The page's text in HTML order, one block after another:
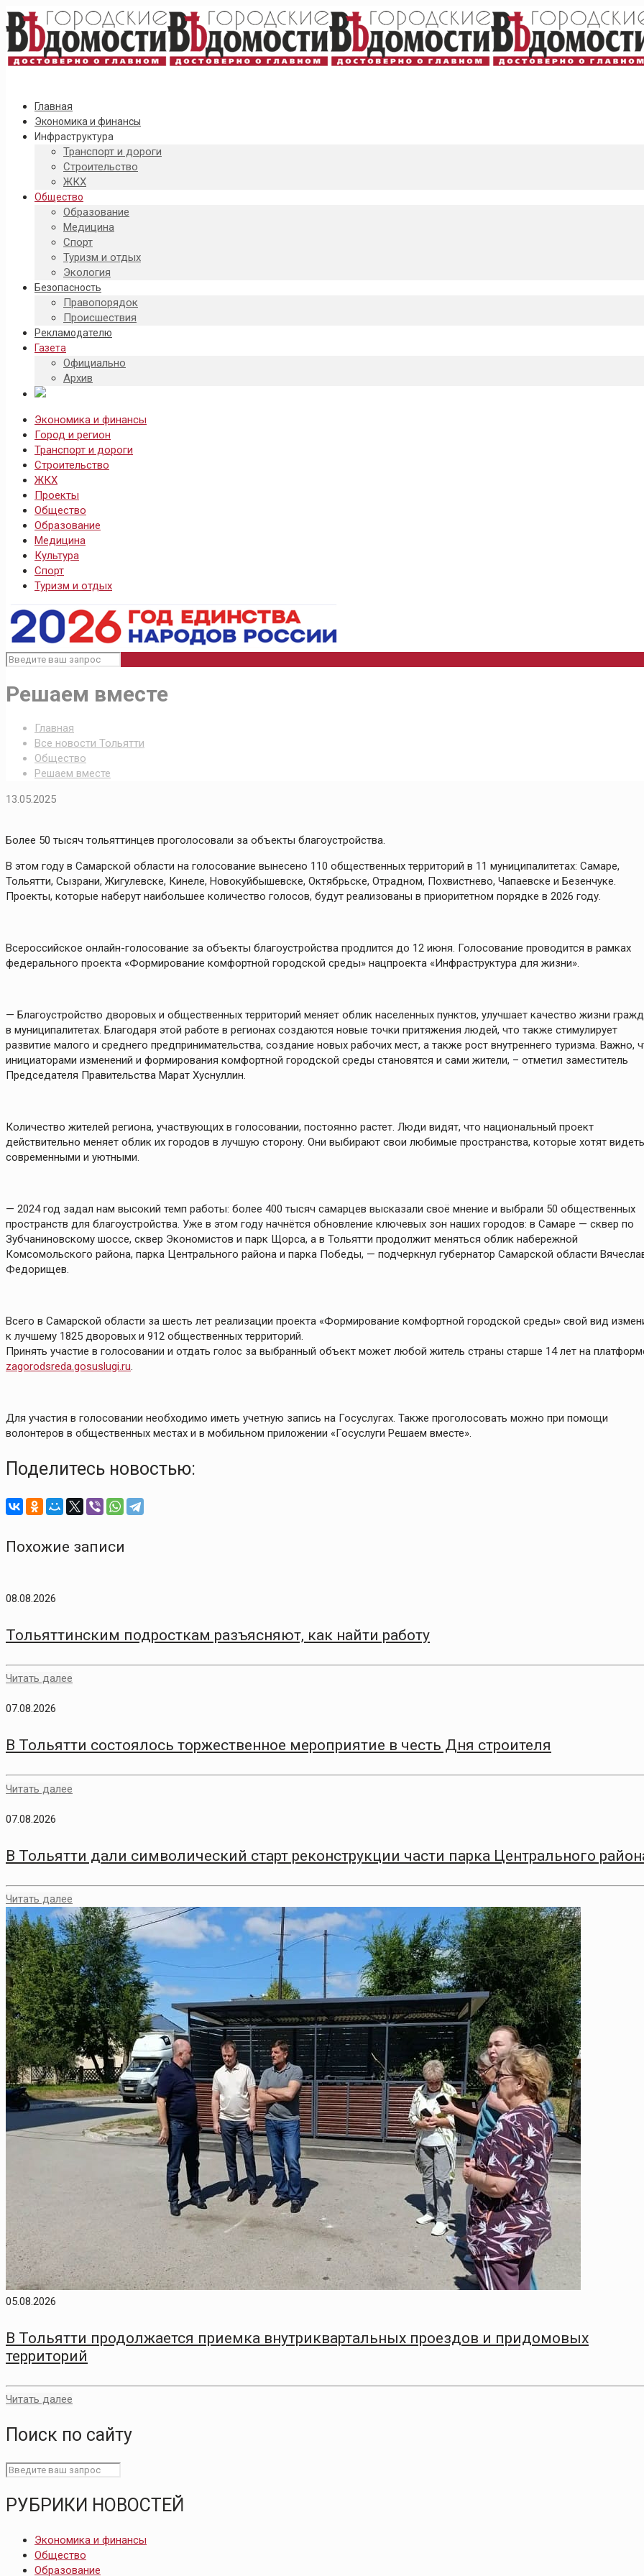
Главная
Экономика и финансы
Инфраструктура
Транспорт и дороги
Строительство
ЖКХ
Общество
Образование
Медицина
Спорт
Туризм и отдых
Экология
Безопасность
Правопорядок
Происшествия
Рекламодателю
Газета
Официально
Архив
Экономика и финансы
Город и регион
Транспорт и дороги
Строительство
ЖКХ
Проекты
Общество
Образование
Медицина
Культура
Спорт
Туризм и отдых
Решаем вместе
Главная
Все новости Тольятти
Общество
Решаем вместе
13.05.2025
Более 50 тысяч тольяттинцев проголосовали за объекты благоустройства.
В этом году в Самарской области на голосование вынесено 110 общественных территорий в 11 муниципалитетах: Самаре,
Тольятти, Сызрани, Жигулевске, Кинеле, Новокуйбышевске, Октябрьске, Отрадном, Похвистнево, Чапаевске и Безенчуке.
Проекты, которые наберут наибольшее количество голосов, будут реализованы в приоритетном порядке в 2026 году.
Всероссийское онлайн-голосование за объекты благоустройства продлится до 12 июня. Голосование проводится в рамках
федерального проекта «Формирование комфортной городской среды» нацпроекта «Инфраструктура для жизни».
— Благоустройство дворовых и общественных территорий меняет облик населенных пунктов, улучшает качество жизни
в муниципалитетах. Благодаря этой работе в регионах создаются новые точки притяжения людей, что также стимулирует
развитие малого и среднего предпринимательства, создание новых рабочих мест, а также рост внутреннего туризма. Важно,
инициаторами изменений и формирования комфортной городской среды становятся и сами жители, – отметил заместитель
Председателя Правительства Марат Хуснуллин.
Количество жителей региона, участвующих в голосовании, постоянно растет. Люди видят, что национальный проект
действительно меняет облик их городов в лучшую сторону. Они выбирают свои любимые пространства, которые хотят видеть
современными и уютными.
— 2024 год задал нам высокий темп работы: более 400 тысяч самарцев высказали своё мнение и выбрали 50 общественных
пространств для благоустройства. Уже в этом году начнётся обновление ключевых зон наших городов: в Самаре — сквер по
Зубчаниновскому шоссе, сквер Экономистов и парк Щорса, а в Тольятти продолжит меняться облик набережной
Комсомольского района, парка Центрального района и парка Победы, — подчеркнул губернатор Самарской области
Федорищев.
Всего в Самарской области за шесть лет реализации проекта «Формирование комфортной городской среды» свой вид
к лучшему 1825 дворовых и 912 общественных территорий.
Принять участие в голосовании и отдать голос за выбранный объект может любой житель страны старше 14 лет на
zagorodsreda.gosuslugi.ru.
Для участия в голосовании необходимо иметь учетную запись на Госуслугах. Также проголосовать можно при помощи
волонтеров в общественных местах и в мобильном приложении «Госуслуги Решаем вместе».
Поделитесь новостью:
Похожие записи
08.08.2026
Тольяттинским подросткам разъясняют, как найти работу
Читать далее
07.08.2026
В Тольятти состоялось торжественное мероприятие в честь Дня строителя
Читать далее
07.08.2026
В Тольятти дали символический старт реконструкции части парка Центрального
Читать далее
05.08.2026
В Тольятти продолжается приемка внутриквартальных проездов и придомовых
территорий
Читать далее
Поиск по сайту
РУБРИКИ НОВОСТЕЙ
Экономика и финансы
Общество
Образование